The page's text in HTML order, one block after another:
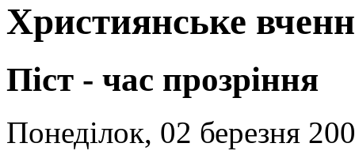
Християнське
Піст - час прозріння
Понеділок, 02 березня